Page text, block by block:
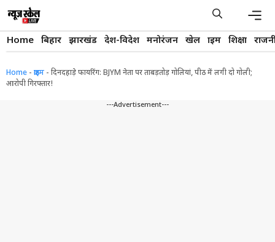
content
Home बिहार झारखंड देश-विदेश मनोरंजन खेल क्राइम शिक्षा
Home - क्राइम - दिनदहाड़े फायरिंग: BJYM नेता पर ताबड़तोड़ गोलियां, पीठ में लगी दो गोली;
आरोपी गिरफ्तार!
---Advertisement---